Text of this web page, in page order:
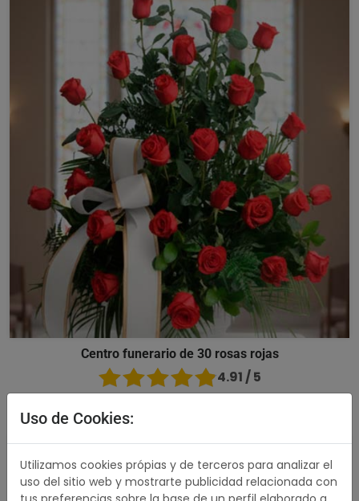
Centro funerario de 30 rosas rojas
4.91 / 5
Uso de Cookies:
Utilizamos cookies própias y de terceros para analizar el
uso del sitio web y mostrarte publicidad relacionada con